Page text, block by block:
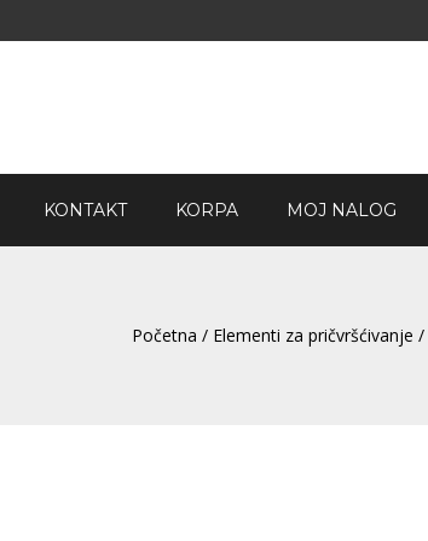
KONTAKT KORPA MOJ NALOG
Početna / Elementi za pričvršćivanje /